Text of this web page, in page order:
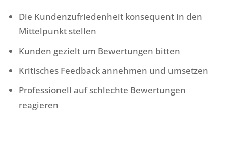
Die Kundenzufriedenheit konsequent in den
Mittelpunkt stellen
Kunden gezielt um Bewertungen bitten
Kritisches Feedback annehmen und umsetzen
Professionell auf schlechte Bewertungen
reagieren